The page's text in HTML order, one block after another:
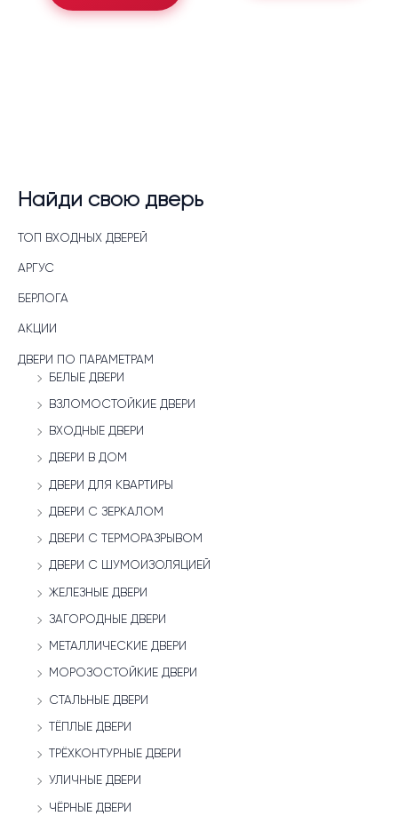
Найди свою дверь
ТОП ВХОДНЫХ ДВЕРЕЙ
АРГУС
БЕРЛОГА
АКЦИИ
ДВЕРИ ПО ПАРАМЕТРАМ
БЕЛЫЕ ДВЕРИ
ВЗЛОМОСТОЙКИЕ ДВЕРИ
ВХОДНЫЕ ДВЕРИ
ДВЕРИ В ДОМ
ДВЕРИ ДЛЯ КВАРТИРЫ
ДВЕРИ С ЗЕРКАЛОМ
ДВЕРИ С ТЕРМОРАЗРЫВОМ
ДВЕРИ С ШУМОИЗОЛЯЦИЕЙ
ЖЕЛЕЗНЫЕ ДВЕРИ
ЗАГОРОДНЫЕ ДВЕРИ
МЕТАЛЛИЧЕСКИЕ ДВЕРИ
МОРОЗОСТОЙКИЕ ДВЕРИ
СТАЛЬНЫЕ ДВЕРИ
ТЁПЛЫЕ ДВЕРИ
ТРЁХКОНТУРНЫЕ ДВЕРИ
УЛИЧНЫЕ ДВЕРИ
ЧЁРНЫЕ ДВЕРИ